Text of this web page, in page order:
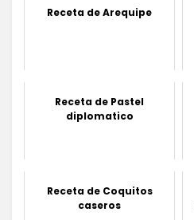
Receta de Arequipe
Receta de Pastel
diplomatico
Receta de Coquitos
caseros